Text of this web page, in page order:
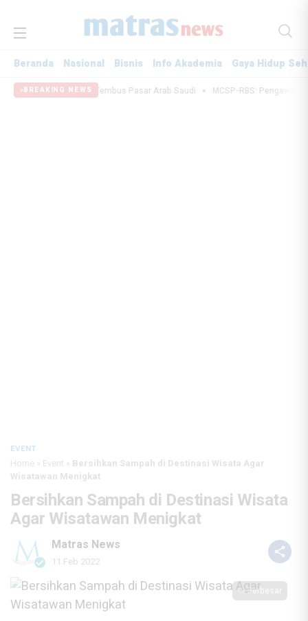
Beranda Nasional Bisnis Info Akademia Gaya Hidup
BREAKING NEWS
Indonesia Tembus Pasar Arab Saudi MCSP-RBS: Pengawasan
EVENT
Home » Event » Bersihkan Sampah di Destinasi Wisata Agar
Wisatawan Menigkat
Bersihkan Sampah di Destinasi Wisata
Agar Wisatawan Menigkat
Matras News
11 Feb 2022
Perbesar